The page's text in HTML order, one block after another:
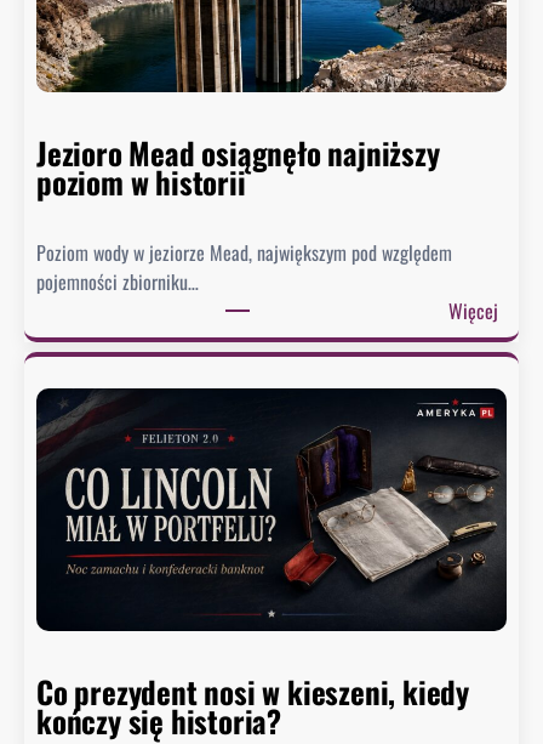
Jezioro Mead osiągnęło najniższy
poziom w historii
Poziom wody w jeziorze Mead, największym pod względem
pojemności zbiorniku…
Więcej:
J
z
i
r
d
Co prezydent nosi w kieszeni, kiedy
kończy się historia?